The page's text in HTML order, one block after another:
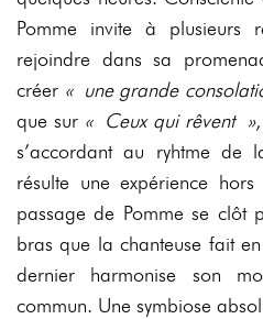
Pomme invite à plusieurs
rejoindre dans sa
créer « une grande
que sur « Ceux qui rêvent »
s’accordant au ryhtme de
résulte une expérience
passage de Pomme se clôt
bras que la chanteuse fait
dernier harmonise son
commun. Une symbiose